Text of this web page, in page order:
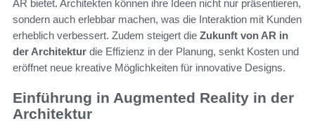
AR bietet. Architekten können ihre Ideen nicht nur präsentieren,
sondern auch erlebbar machen, was die Interaktion mit Kunden
erheblich verbessert. Zudem steigert die Zukunft von AR in
der Architektur die Effizienz in der Planung, senkt Kosten und
eröffnet neue kreative Möglichkeiten für innovative Designs.
Einführung in Augmented Reality in der
Architektur